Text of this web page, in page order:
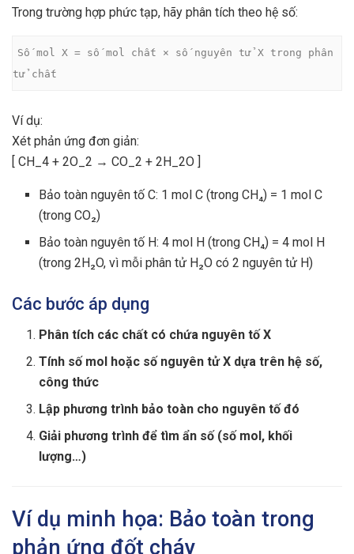
Trong trường hợp phức tạp, hãy phân tích theo hệ số:
Số mol X = số mol chất × số nguyên tử X trong phân
tử chất
Ví dụ:
Xét phản ứng đơn giản:
[ CH_4 + 2O_2 → CO_2 + 2H_2O ]
Bảo toàn nguyên tố C: 1 mol C (trong CH₄) = 1 mol C
(trong CO₂)
Bảo toàn nguyên tố H: 4 mol H (trong CH₄) = 4 mol H
(trong 2H₂O, vì mỗi phân tử H₂O có 2 nguyên tử H)
Các bước áp dụng
Phân tích các chất có chứa nguyên tố X
Tính số mol hoặc số nguyên tử X dựa trên hệ số,
công thức
Lập phương trình bảo toàn cho nguyên tố đó
Giải phương trình để tìm ẩn số (số mol, khối
lượng…)
Ví dụ minh họa: Bảo toàn trong
phản ứng đốt cháy